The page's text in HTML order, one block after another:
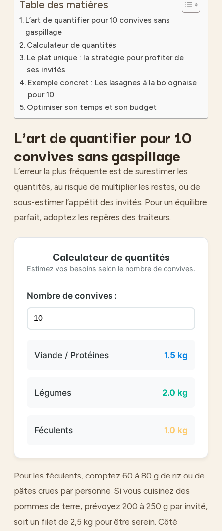
Table des matières
L’art de quantifier pour 10 convives sans
gaspillage
Calculateur de quantités
Le plat unique : la stratégie pour profiter de
ses invités
Exemple concret : Les lasagnes à la bolognaise
pour 10
Optimiser son temps et son budget
L’art de quantifier pour 10
convives sans gaspillage
L’erreur la plus fréquente est de surestimer les
quantités, au risque de multiplier les restes, ou de
sous-estimer l’appétit des invités. Pour un équilibre
parfait, adoptez les repères des traiteurs.
Calculateur de quantités
Estimez vos besoins selon le nombre de convives.
Nombre de convives :
Viande / Protéines 1.5 kg
Légumes 2.0 kg
Féculents 1.0 kg
Pour les féculents, comptez 60 à 80 g de riz ou de
pâtes crues par personne. Si vous cuisinez des
pommes de terre, prévoyez 200 à 250 g par invité,
soit un filet de 2,5 kg pour être serein. Côté